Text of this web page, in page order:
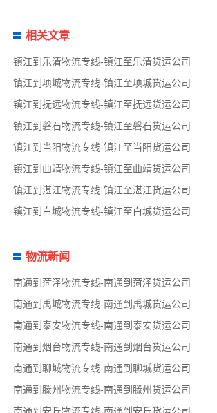
相关文章
镇江到乐清物流专线-镇江至乐清货运公司
镇江到项城物流专线-镇江至项城货运公司
镇江到抚远物流专线-镇江至抚远货运公司
镇江到磐石物流专线-镇江至磐石货运公司
镇江到当阳物流专线-镇江至当阳货运公司
镇江到曲靖物流专线-镇江至曲靖货运公司
镇江到湛江物流专线-镇江至湛江货运公司
镇江到白城物流专线-镇江至白城货运公司
物流新闻
南通到菏泽物流专线-南通到菏泽货运公司
南通到禹城物流专线-南通到禹城货运公司
南通到泰安物流专线-南通到泰安货运公司
南通到烟台物流专线-南通到烟台货运公司
南通到聊城物流专线-南通到聊城货运公司
南通到滕州物流专线-南通到滕州货运公司
南通到安丘物流专线-南通到安丘货运公司